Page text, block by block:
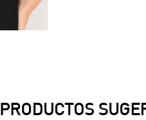
PRODUCTOS